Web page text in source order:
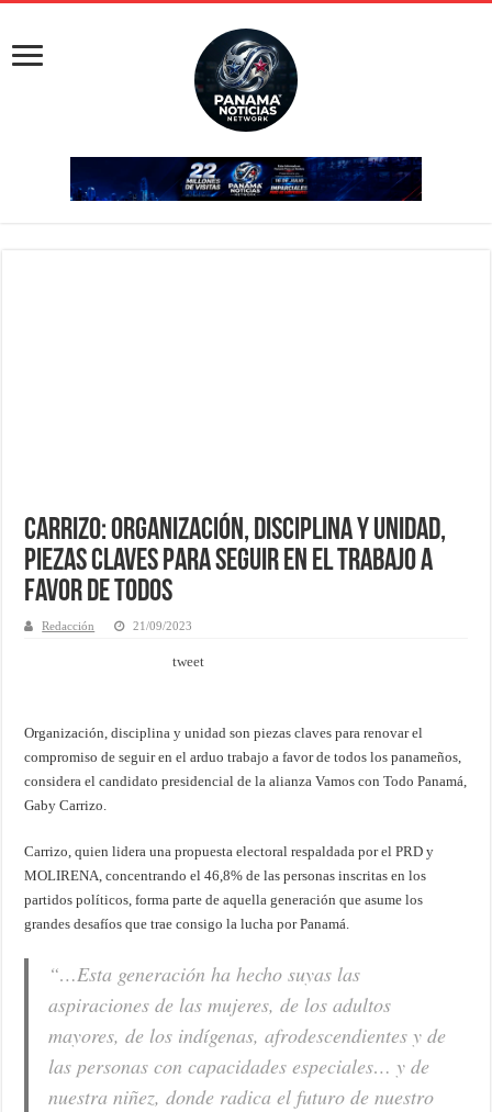
Carrizo: Organización, disciplina y unidad,
piezas claves para seguir en el trabajo a
favor de todos
Redacción 21/09/2023
tweet
Organización, disciplina y unidad son piezas claves para renovar el
compromiso de seguir en el arduo trabajo a favor de todos los panameños,
considera el candidato presidencial de la alianza Vamos con Todo Panamá,
Gaby Carrizo.
Carrizo, quien lidera una propuesta electoral respaldada por el PRD y
MOLIRENA, concentrando el 46,8% de las personas inscritas en los
partidos políticos, forma parte de aquella generación que asume los
grandes desafíos que trae consigo la lucha por Panamá.
“…Esta generación ha hecho suyas las
aspiraciones de las mujeres, de los adultos
mayores, de los indígenas, afrodescendientes y de
las personas con capacidades especiales… y de
nuestra niñez, donde radica el futuro de nuestro